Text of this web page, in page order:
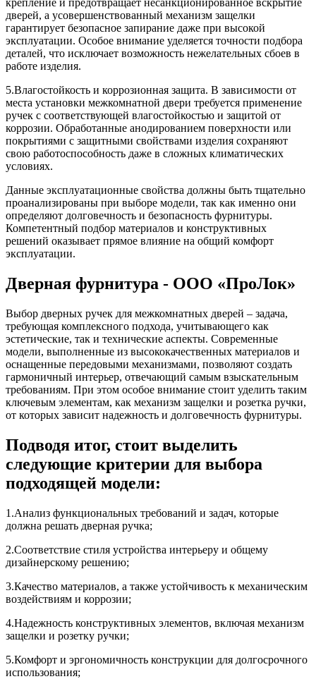
крепление и предотвращает несанкционированное вскрытие
дверей, а усовершенствованный механизм защелки
гарантирует безопасное запирание даже при высокой
эксплуатации. Особое внимание уделяется точности подбора
деталей, что исключает возможность нежелательных сбоев в
работе изделия.
5.Влагостойкость и коррозионная защита. В зависимости от
места установки межкомнатной двери требуется применение
ручек с соответствующей влагостойкостью и защитой от
коррозии. Обработанные анодированием поверхности или
покрытиями с защитными свойствами изделия сохраняют
свою работоспособность даже в сложных климатических
условиях.
Данные эксплуатационные свойства должны быть тщательно
проанализированы при выборе модели, так как именно они
определяют долговечность и безопасность фурнитуры.
Компетентный подбор материалов и конструктивных
решений оказывает прямое влияние на общий комфорт
эксплуатации.
Дверная фурнитура - ООО «ПроЛок»
Выбор дверных ручек для межкомнатных дверей – задача,
требующая комплексного подхода, учитывающего как
эстетические, так и технические аспекты. Современные
модели, выполненные из высококачественных материалов и
оснащенные передовыми механизмами, позволяют создать
гармоничный интерьер, отвечающий самым взыскательным
требованиям. При этом особое внимание стоит уделить таким
ключевым элементам, как механизм защелки и розетка ручки,
от которых зависит надежность и долговечность фурнитуры.
Подводя итог, стоит выделить
следующие критерии для выбора
подходящей модели:
1.Анализ функциональных требований и задач, которые
должна решать дверная ручка;
2.Соответствие стиля устройства интерьеру и общему
дизайнерскому решению;
3.Качество материалов, а также устойчивость к механическим
воздействиям и коррозии;
4.Надежность конструктивных элементов, включая механизм
защелки и розетку ручки;
5.Комфорт и эргономичность конструкции для долгосрочного
использования;